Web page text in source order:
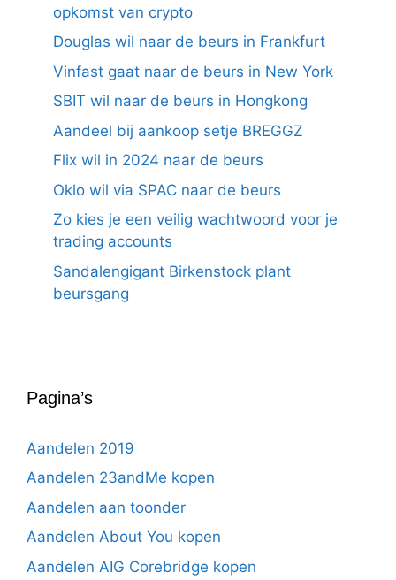
opkomst van crypto
Douglas wil naar de beurs in Frankfurt
Vinfast gaat naar de beurs in New York
SBIT wil naar de beurs in Hongkong
Aandeel bij aankoop setje BREGGZ
Flix wil in 2024 naar de beurs
Oklo wil via SPAC naar de beurs
Zo kies je een veilig wachtwoord voor je
trading accounts
Sandalengigant Birkenstock plant
beursgang
Pagina’s
Aandelen 2019
Aandelen 23andMe kopen
Aandelen aan toonder
Aandelen About You kopen
Aandelen AIG Corebridge kopen